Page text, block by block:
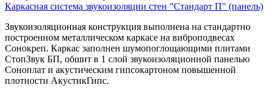
Каркасная система звукоизоляции стен "Стандарт П" (панель)
Звукоизоляционная конструкция выполнена на стандартно
построенном металлическом каркасе на виброподвесах
Сонокреп. Каркас заполнен шумопоглощающими плитами
СтопЗвук БП, обшит в 1 слой звукоизоляционной панелью
Соноплат и акустическим гипсокартоном повышенной
плотности АкустикГипс.